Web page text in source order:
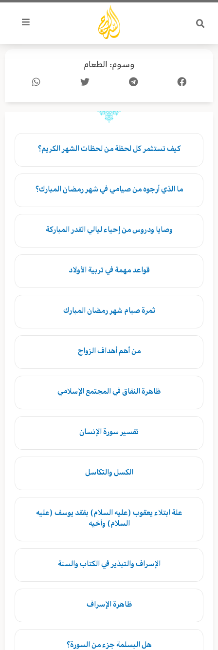
تخطي
المحتوى
وسوم: الطعام
کیف تستثمر كل لحظة من لحظات الشهر الكريم؟
ما الذي أرجوه من صيامي في شهر رمضان المبارك؟
وصايا ودروس من إحياء ليالي القدر المباركة
قواعد مهمة في تربية الأولاد
ثمرة صيام شهر رمضان المبارك
من أهم أهداف الزواج
ظاهرة النفاق في المجتمع الإسلامي
تفسير سورة الإنسان
الكسل والتكاسل
علة ابتلاء يعقوب (عليه السلام) بفقد يوسف (عليه
السلام) وأخيه
الإسراف والتبذير في الكتاب والسنة
ظاهرة الإسراف
هل البسلمة جزء من السورة؟